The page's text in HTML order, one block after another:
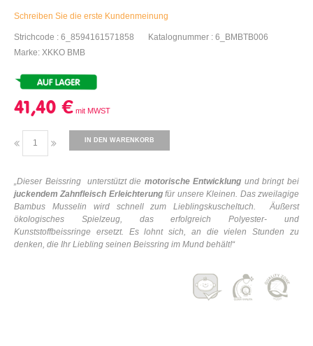
Schreiben Sie die erste Kundenmeinung
Strichcode : 6_8594161571858
Katalognummer : 6_BMBTB006
Marke: XKKO BMB
41,40 €
IN DEN WARENKORB
„Dieser Beissring unterstützt die motorische Entwicklung und bringt bei
juckendem Zahnfleisch Erleichterungfür unsere Kleinen. Das zweilagige
Bambus Musselin wird schnell zum Lieblingskuscheltuch.Äußerst
ökologisches Spielzeug, das erfolgreich Polyester- und
Kunststoffbeissringe ersetzt. Es lohnt sich, an die vielen Stunden zu
denken, die Ihr Liebling seinen Beissring im Mund behält!“